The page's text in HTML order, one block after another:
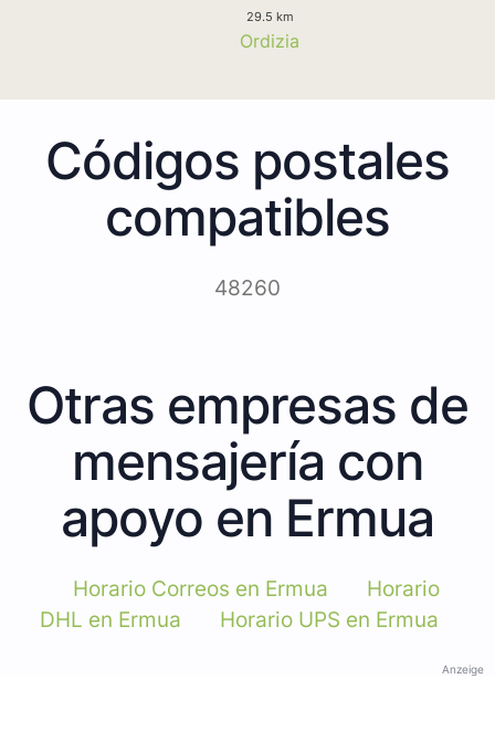
29.5 km
Ordizia
Códigos postales
compatibles
48260
Otras empresas de
mensajería con
apoyo en Ermua
Horario Correos en Ermua
Horario
DHL en Ermua
Horario UPS en Ermua
Anzeige